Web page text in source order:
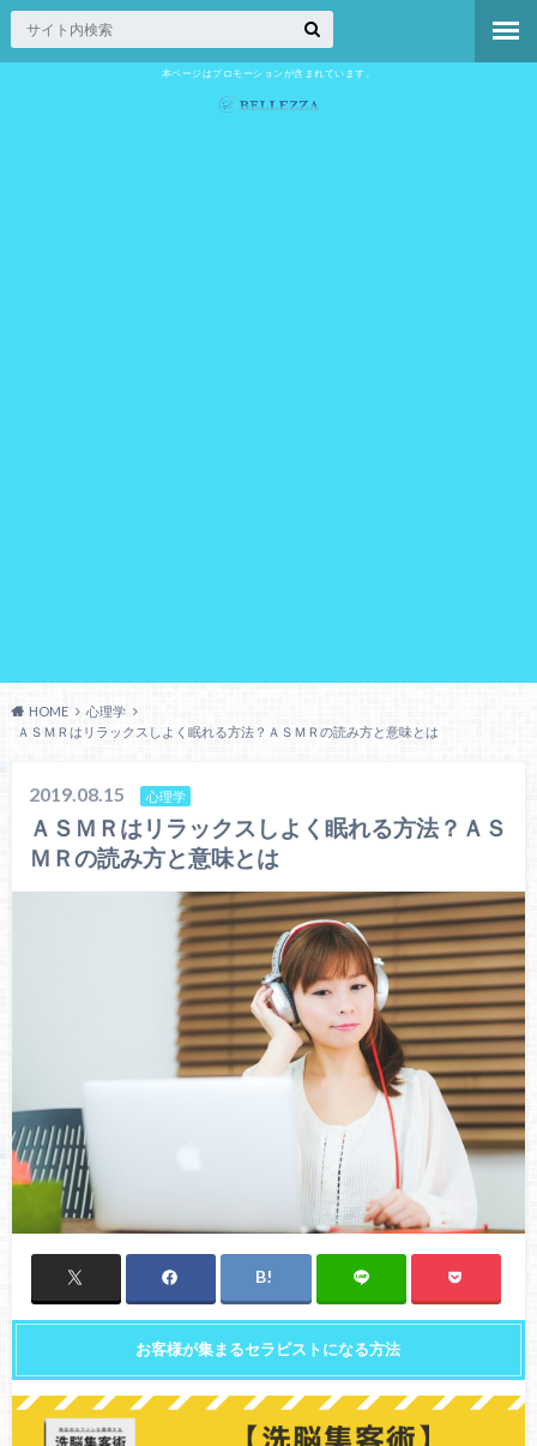
本ページはプロモーションが含まれています。
HOME
心理学
ＡＳＭＲはリラックスしよく眠れる方法？ＡＳＭＲの読み方と意味とは
2019.08.15 心理学
ＡＳＭＲはリラックスしよく眠れる方法？ＡＳ
ＭＲの読み方と意味とは
お客様が集まるセラピストになる方法